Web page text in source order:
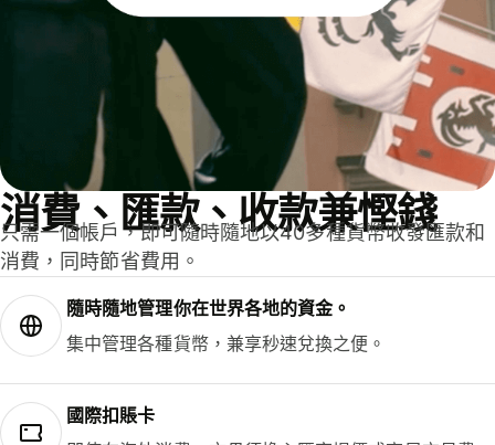
消費、匯款、收款兼慳錢
只需一個帳戶，即可隨時隨地以40多種貨幣收發匯款和
消費，同時節省費用。
隨時隨地管理你在世界各地的資金。
集中管理各種貨幣，兼享秒速兌換之便。
國際扣賬卡